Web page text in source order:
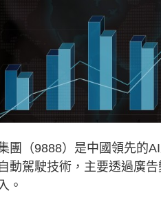
（9888）是中國領先的AI
動駕駛技術，主要透過廣
。